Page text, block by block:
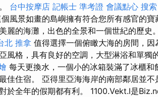
台中按摩店 記帳士 準考證 會議點心 搜索
風景如畫的島嶼擁有符合您所有感官的寶
麗的海灘，出色的全景和一個世紀的歷史。
北 推拿 值得選擇一個俯瞰大海的房間，因
風格，具有良好的空調，大型淋浴和單獨
每天更換水，一個小的冰箱裝滿了冰櫃
佳住宿。 亞得里亞海海岸的南部鄰居並
於全年的假期都有利。 1100.Vekt.l是